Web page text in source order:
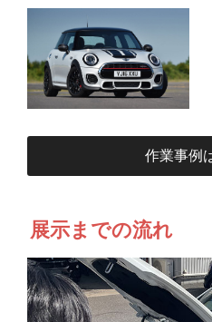
作業事例
展示までの流れ